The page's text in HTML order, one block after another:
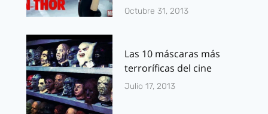
Octubre 31, 2013
Las 10 máscaras más
terroríficas del cine
Julio 17, 2013